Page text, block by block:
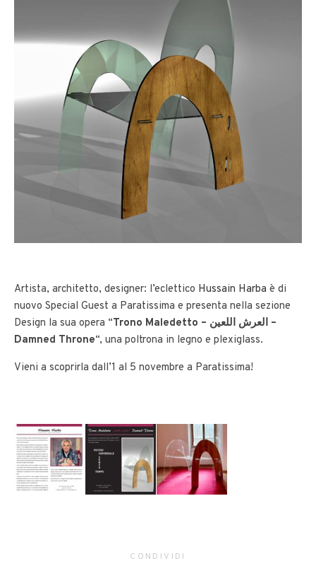
Artista, architetto, designer: l’eclettico Hussain Harba è di
nuovo Special Guest a Paratissima e presenta nella sezione
Design la sua opera “Trono Maledetto – العرش اللعين –
Damned Throne“, una poltrona in legno e plexiglass.
Vieni a scoprirla dall’1 al 5 novembre a Paratissima!
CONDIVIDI